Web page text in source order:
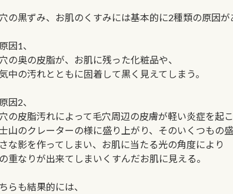
の黒ずみ、お肌のくすみには基本的に2種類の原因が
因1、
の奥の皮脂が、お肌に残った化粧品や、
中の汚れとともに固着して黒く見えてしまう。
因2、
の皮脂汚れによって毛穴周辺の皮膚が軽い炎症を起こ
山のクレーターの様に盛り上がり、そのいくつもの
な影を作ってしまい、お肌に当たる光の角度により
重なりが出来てしまいくすんだお肌に見える。
らも結果的には、